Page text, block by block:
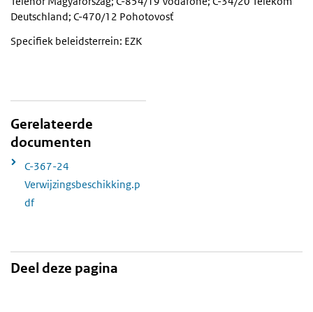
Deutschland; C-470/12 Pohotovosť
Specifiek beleidsterrein: EZK
Gerelateerde
documenten
C-367-24
Verwijzingsbeschikking.p
df
Deel deze pagina